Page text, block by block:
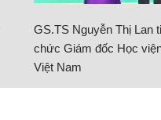
GS.TS Nguyễn Thị Lan
chức Giám đốc Học
Việt Nam